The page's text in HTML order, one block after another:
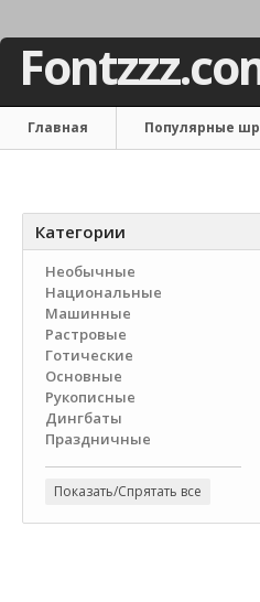
Главная Популярные
Категории
Необычные
Национальные
Машинные
Растровые
Готические
Основные
Рукописные
Дингбаты
Праздничные
Показать/Спрятать все